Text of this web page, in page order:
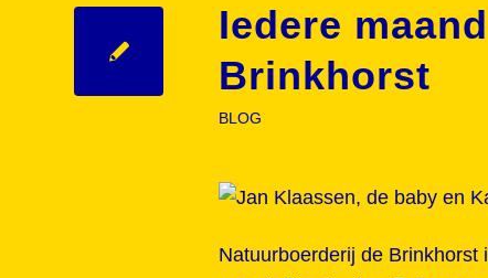
Iedere
Brinkhorst
BLOG
Natuurboerderij de Brinkhorst